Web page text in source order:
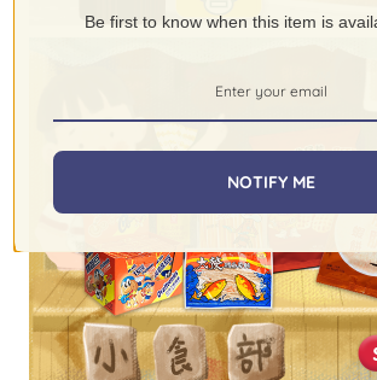
Be first to know when this item is
NOTIFY ME